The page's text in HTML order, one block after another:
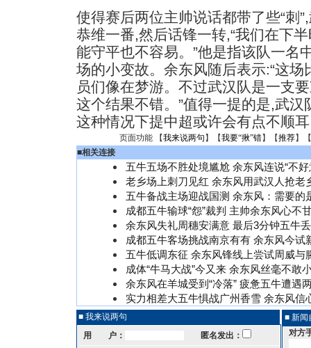
使得赛后两位主帅说话都带了些“刺
恭维一番,然后话锋一转,“我们在下
能守平也不容易。”他是指该队一名
场的小变故。余东风随后表示:“这
员们像在梦游。不过武汉队是一支
这个结果不错。”值得一提的是,武
这种情况下提中超或许会有点不顺
页面功能 【我来说两句 】【我要“揪”错】【推荐】
■相关连接
五牛五场不胜处境尴尬 余东风连说“不好
老乡场上刺刀见红 余东风用武汉人抢老
五牛备战主场迎战国测 余东风：需要的
成都五牛输球“怨”裁判 主帅余东风心不
余东风失礼周穗安满意 最后3分钟五牛
成都五牛客场挑战南京有有 余东风今试
五牛低调东征 余东风锋线上尝试周威与
成体“牛马大战”今又来 余东风丝毫不敢
余东风在羊城受到“冷落” 疲惫五牛遭遇
实力相差大五牛惧战广州香雪 余东风信
■ 我来说两句
用 户：
匿名发出：
■ 新闻
对方